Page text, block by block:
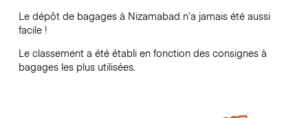
Le dépôt de bagages à Nizamabad n’a jamais été aussi
facile !
Le classement a été établi en fonction des consignes à
bagages les plus utilisées.